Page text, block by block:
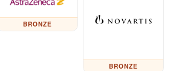
BRONZE
BRONZE